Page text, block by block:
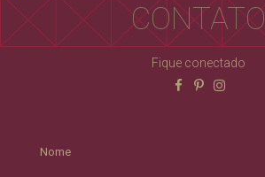
CONTATO
Fique conectado
Nome